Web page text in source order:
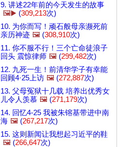
9. 讲述22年前的今天发生的故事
🖼️▶️ (309,213次)
10. 为你而写！顽石般母亲濒死前
亲历神迹 🖼️ (308,910次)
11. 你不服不行！三个亡命徒浪子
回头 震惊律师 🖼️ (299,482次)
12. 九死一生！前清华学子有幸能
回顾4·25上访 🖼️ (272,887次)
13. 父母冤狱十几载 培养出优秀女
儿令人羡慕 🖼️ (271,179次)
14. 回忆4-25 我被朱镕基带进中南
海 🖼️ (267,217次)
15. 这则新闻让我想起习近平的鞋
🖼️ (266,647次)